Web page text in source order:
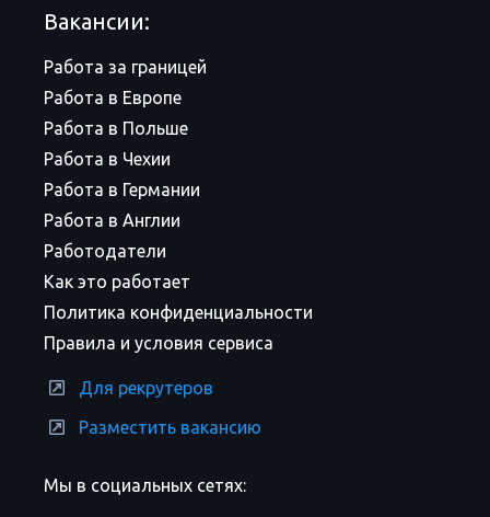
Мы в социальных сетях:
Вакансии:
Работа за границей
Работа в Европе
Работа в Польше
Работа в Чехии
Работа в Германии
Работа в Англии
Работодатели
Как это работает
Политика конфиденциальности
Правила и условия сервиса
Для рекрутеров
Разместить вакансию